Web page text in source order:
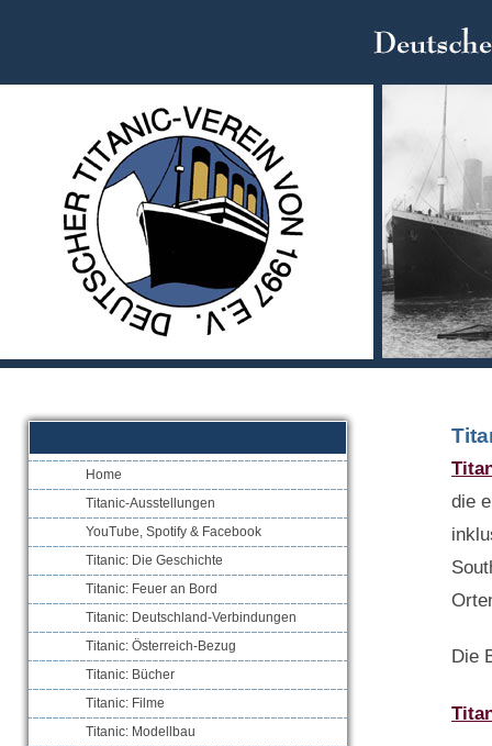
Home
Titanic-Ausstellungen
YouTube, Spotify & Facebook
Titanic: Die Geschichte
Titanic: Feuer an Bord
Titanic: Deutschland-Verbindungen
Titanic: Österreich-Bezug
Titanic: Bücher
Titanic: Filme
Titanic: Modellbau
die
Die